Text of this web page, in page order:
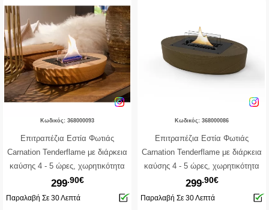
Κωδικός: 368000093
Επιτραπέζια Εστία Φωτιάς
Carnation Tenderflame με διάρκεια
καύσης 4 - 5 ώρες, χωρητικότητα
δεξαμενής 500ml και διαστάσεις
33x22x11cm - Natural
299.90€
Παραλαβή Σε 30 Λεπτά
Κωδικός: 368000086
Επιτραπέζια Εστία Φωτιάς
Carnation Tenderflame με διάρκεια
καύσης 4 - 5 ώρες, χωρητικότητα
δεξαμενής 500ml και διαστάσεις
33x22x11cm - Black
299.90€
Παραλαβή Σε 30 Λεπτά